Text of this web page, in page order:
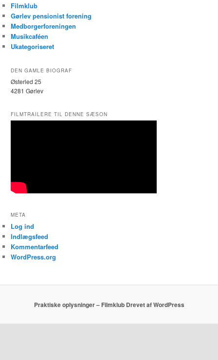
Filmklub
Gørlev pensionist forening
Medborgerforeningen
Musikcaféen
Ukategoriseret
DEN GAMLE BIOGRAF
Østerled 25
4281 Gørlev
FILMTRAILERE TIL DENNE SÆSON
META
Log ind
Indlægsfeed
Kommentarfeed
WordPress.org
Praktiske oplysninger – Filmklub Drevet af WordPress